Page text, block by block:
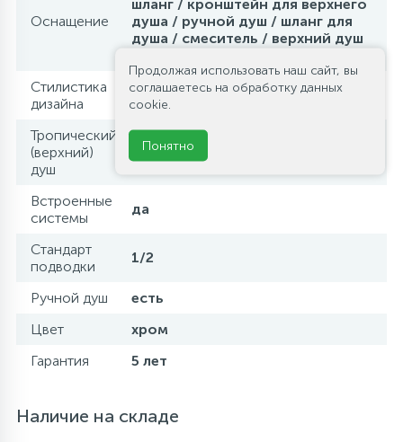
Оснащение
шланг / кронштейн для верхнего
душа / ручной душ / шланг для
душа / смеситель / верхний душ
Стилистика
дизайна
современный стиль
Тропический
(верхний)
душ
есть
Встроенные
системы
да
Стандарт
подводки
1/2
Ручной душ
есть
Цвет
хром
Гарантия
5 лет
Наличие на складе
Продолжая использовать наш сайт, вы
соглашаетесь на обработку данных
cookie.
Понятно